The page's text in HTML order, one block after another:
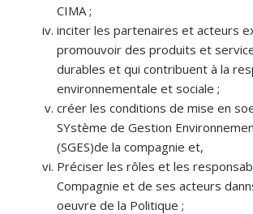
CIMA ;
inciter les partenaires et acteurs
promouvoir des produits et
durables et qui contribuent à la
environnementale et sociale ;
créer les conditions de mise en
SYstème de Gestion
(SGES)de la compagnie et,
Préciser les rôles et les
Compagnie et de ses acteurs
oeuvre de la Politique ;